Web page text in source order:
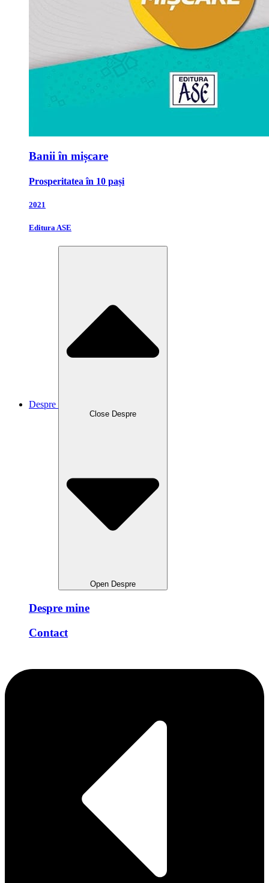
Banii în mișcare
Prosperitatea în 10 pași
2021
Editura ASE
Despre
Close Despre
Open Despre
Despre mine
Contact